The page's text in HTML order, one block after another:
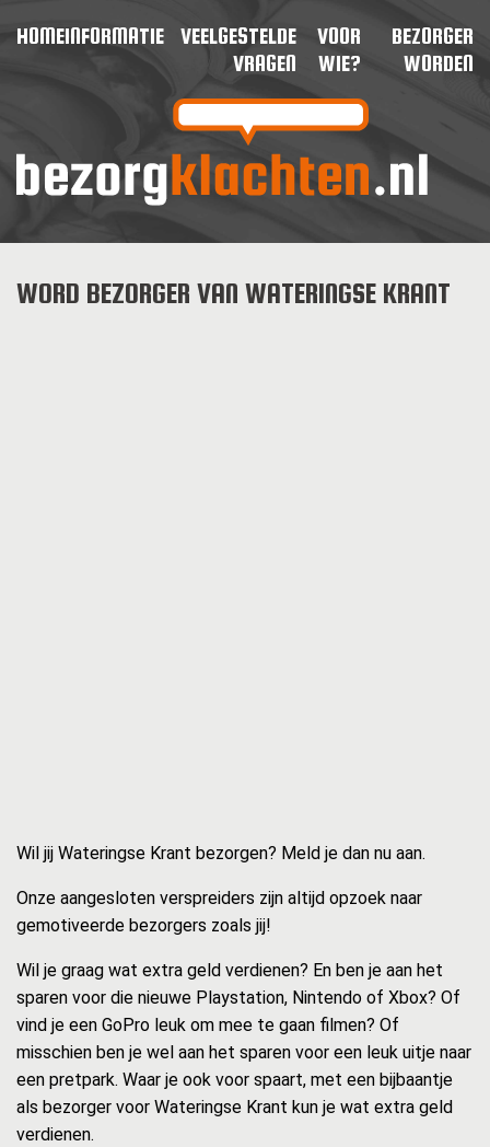
HOMEINFORMATIE
VEELGESTELDE
VRAGEN
VOOR
WIE?
BEZORGER
WORDEN
WORD BEZORGER VAN WATERINGSE KRANT
Wil jij Wateringse Krant bezorgen? Meld je dan nu aan.
Onze aangesloten verspreiders zijn altijd opzoek naar
gemotiveerde bezorgers zoals jij!
Wil je graag wat extra geld verdienen? En ben je aan het
sparen voor die nieuwe Playstation, Nintendo of Xbox? Of
vind je een GoPro leuk om mee te gaan filmen? Of
misschien ben je wel aan het sparen voor een leuk uitje naar
een pretpark. Waar je ook voor spaart, met een bijbaantje
als bezorger voor Wateringse Krant kun je wat extra geld
verdienen.